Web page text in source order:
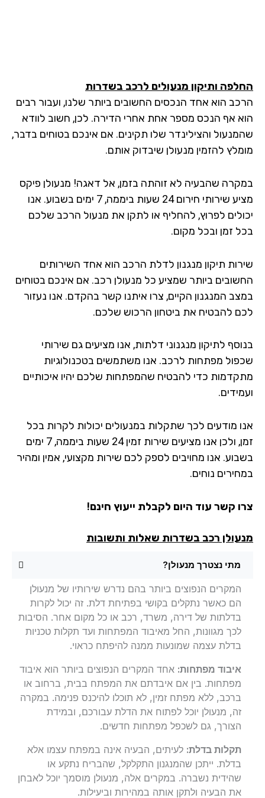
ותיקון מנעולים לרכב בשדרות
הוא אחד הנכסים החשובים ביותר שלנו, ועבור רבים
אף הנכס מספר אחת אחרי הדירה. לכן, חשוב לוודא
והצילינדר שלו תקינים. אם אינכם בטוחים בדבר,
להזמין מנעולן שיבדוק אותם.
שהבעיה לא זוהתה בזמן, אל דאגה! מנעולן פיקס
מציע שירותי חירום 24 שעות ביממה, 7 ימים בשבוע. אנו
לפרוץ, להחליף או לתקן את מנעול הרכב שלכם
זמן ובכל מקום.
תיקון מנגנון לדלת הרכב הוא אחד השירותים
ביותר שמציע כל מנעולן רכב. אם אינכם בטוחים
המנגנון הקיים, צרו איתנו קשר בהקדם. אנו נעזור
להבטיח את ביטחון הרכוש שלכם.
לתיקון מנגנוני דלתות, אנו מציעים גם שירותי
מפתחות לרכב. אנו משתמשים בטכנולוגיות
כדי להבטיח שהמפתחות שלכם יהיו איכותיים
מודעים לכך שתקלות במנעולים יכולות לקרות בכל
זמן, ולכן אנו מציעים שירות זמין 24 שעות ביממה, 7 ימים
אנו מחויבים לספק לכם שירות מקצועי, אמין ומהיר
נוחים.
קשר עוד היום לקבלת ייעוץ חינם!
רכב בשדרות שאלות ותשובות
מתי נצטרך מנעולן?
המקרים הנפוצים ביותר בהם נדרש שירותיו של מנעולן
הם כאשר נתקלים בקושי בפתיחת דלת. זה יכול לקרות
בדלתות של דירה, משרד, רכב או כל מקום אחר. הסיבות
לכך מגוונות, החל מאיבוד המפתחות ועד תקלות טכניות
בדלת עצמה שמונעות ממנה להיפתח כראוי.
איבוד מפתחות:אחד המקרים הנפוצים ביותר הוא איבוד
מפתחות. בין אם איבדתם את המפתח בבית, ברחוב או
ברכב, ללא מפתח זמין, לא תוכלו להיכנס פנימה. במקרה
זה, מנעולן יוכל לפתוח את הדלת עבורכם, ובמידת
הצורך, גם לשכפל מפתחות חדשים.
תקלות בדלת:לעיתים, הבעיה אינה במפתח עצמו אלא
בדלת. ייתכן שהמנגנון התקלקל, שהבריח נתקע או
שהידית נשברה. במקרים אלה, מנעולן מוסמך יוכל לאבחן
את הבעיה ולתקן אותה במהירות וביעילות.